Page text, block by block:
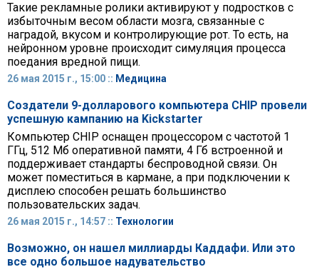
Такие рекламные ролики активируют у подростков с
избыточным весом области мозга, связанные с
наградой, вкусом и контролирующие рот. То есть, на
нейронном уровне происходит симуляция процесса
поедания вредной пищи.
26 мая 2015 г., 15:00 :: Медицина
Создатели 9-долларового компьютера CHIP провели
успешную кампанию на Kickstarter
Компьютер CHIP оснащен процессором с частотой 1
ГГц, 512 Мб оперативной памяти, 4 Гб встроенной и
поддерживает стандарты беспроводной связи. Он
может поместиться в кармане, а при подключении к
дисплею способен решать большинство
пользовательских задач.
26 мая 2015 г., 14:57 :: Технологии
Возможно, он нашел миллиарды Каддафи. Или это
все одно большое надувательство